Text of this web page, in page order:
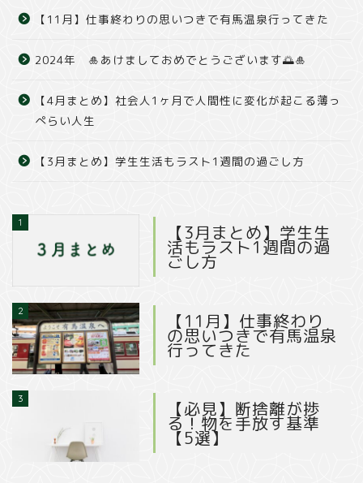
【11月】仕事終わりの思いつきで有馬温泉行ってきた
2024年 🎍あけましておめでとうございます🌅🎍
【4月まとめ】社会人1ヶ月で人間性に変化が起こる薄っ
ぺらい人生
【3月まとめ】学生生活もラスト1週間の過ごし方
1 【3月まとめ】学生生
活もラスト1週間の過
ごし方
2 【11月】仕事終わり
の思いつきで有馬温泉
行ってきた
3 【必見】断捨離が捗
る！物を手放す基準
【5選】